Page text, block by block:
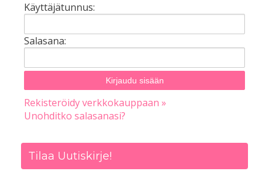
Käyttäjätunnus:
Salasana:
Rekisteröidy verkkokauppaan »
Unohditko salasanasi?
Tilaa Uutiskirje!